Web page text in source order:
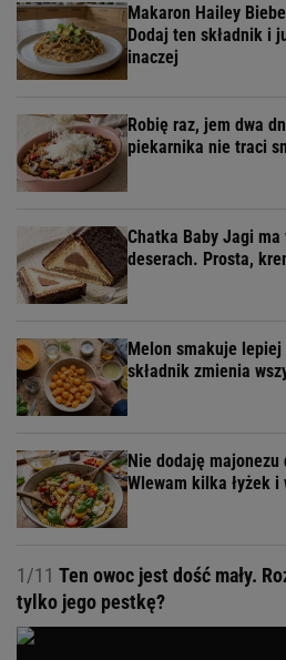
Makaron Hailey
Dodaj ten składnik i
inaczej
Robię raz, jem dwa
piekarnika nie traci
Chatka Baby Jagi
deserach. Prosta,
Melon smakuje
składnik zmienia
Nie dodaję
Wlewam kilka łyżek i
1/11 Ten owoc jest dość mały.
tylko jego pestkę?